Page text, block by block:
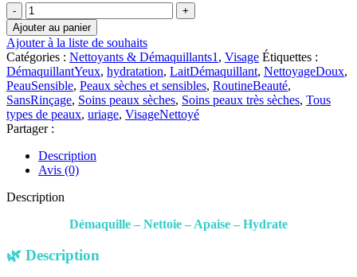
quantité
de
Uriage
–
Lait
Démaquillant
|
250
ml
Ajouter au panier
Ajouter à la liste de souhaits
Catégories : Nettoyants & Démaquillants1 , Visage Étiquettes :
DémaquillantYeux, hydratation, LaitDémaquillant, NettoyageDoux,
PeauSensible, Peaux sèches et sensibles, RoutineBeauté,
SansRinçage, Soins peaux sèches, Soins peaux très sèches, Tous
types de peaux, uriage, VisageNettoyé
Partager :
Description
Avis (0)
Description
Démaquille – Nettoie – Apaise – Hydrate
🌿 Description